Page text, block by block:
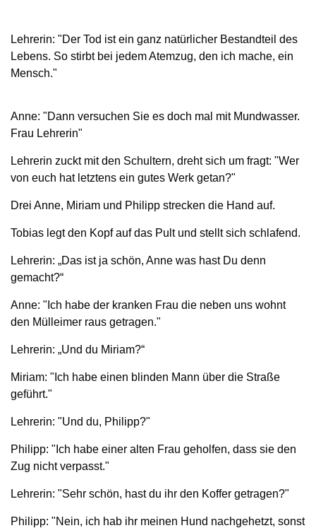
Lehrerin: "Der Tod ist ein ganz natürlicher Bestandteil des
Lebens. So stirbt bei jedem Atemzug, den ich mache, ein
Mensch."
Anne: "Dann versuchen Sie es doch mal mit Mundwasser.
Frau Lehrerin"
Lehrerin zuckt mit den Schultern, dreht sich um fragt: "Wer
von euch hat letztens ein gutes Werk getan?"
Drei Anne, Miriam und Philipp strecken die Hand auf.
Tobias legt den Kopf auf das Pult und stellt sich schlafend.
Lehrerin: „Das ist ja schön, Anne was hast Du denn
gemacht?“
Anne: "Ich habe der kranken Frau die neben uns wohnt
den Mülleimer raus getragen."
Lehrerin: „Und du Miriam?“
Miriam: "Ich habe einen blinden Mann über die Straße
geführt."
Lehrerin: "Und du, Philipp?"
Philipp: "Ich habe einer alten Frau geholfen, dass sie den
Zug nicht verpasst."
Lehrerin: "Sehr schön, hast du ihr den Koffer getragen?"
Philipp: "Nein, ich hab ihr meinen Hund nachgehetzt, sonst